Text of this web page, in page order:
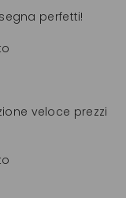
perfetti!
veloce prezzi